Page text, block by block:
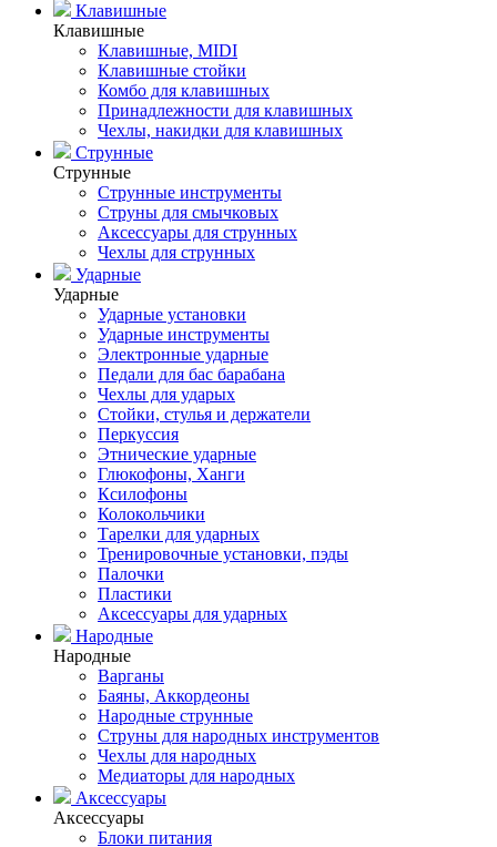
Клавишные
Клавишные
Клавишные, MIDI
Клавишные стойки
Комбо для клавишных
Принадлежности для клавишных
Чехлы, накидки для клавишных
Струнные
Струнные
Струнные инструменты
Струны для смычковых
Аксессуары для струнных
Чехлы для струнных
Ударные
Ударные
Ударные установки
Ударные инструменты
Электронные ударные
Педали для бас барабана
Чехлы для ударых
Стойки, стулья и держатели
Перкуссия
Этнические ударные
Глюкофоны, Ханги
Ксилофоны
Колокольчики
Тарелки для ударных
Тренировочные установки, пэды
Палочки
Пластики
Аксессуары для ударных
Народные
Народные
Варганы
Баяны, Аккордеоны
Народные струнные
Струны для народных инструментов
Чехлы для народных
Медиаторы для народных
Аксессуары
Аксессуары
Блоки питания